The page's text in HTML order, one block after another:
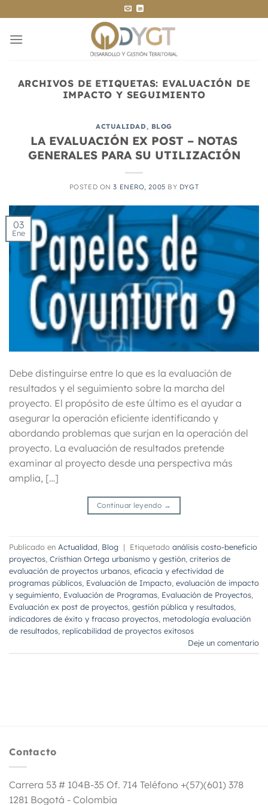
al
contenido
ARCHIVOS DE ETIQUETAS: EVALUACIÓN DE
IMPACTO Y SEGUIMIENTO
ACTUALIDAD, BLOG
LA EVALUACIÓN EX POST – NOTAS
GENERALES PARA SU UTILIZACIÓN
POSTED ON3 ENERO, 2005 BY DYGT
03
Ene
Debe distinguirse entre lo que es la evaluación de
resultados y el seguimiento sobre la marcha del
proyecto. El propósito de este último es el ayudar a
asegurar la operación eficiente identificando y
abordando problemas que surjan en la operación del
proyecto. La evaluación de resultados pretende
examinar al proyecto desde una perspectiva más
amplia, […]
Continuar leyendo →
Publicado en Actualidad Blog | Etiquetado análisis costo-beneficio
proyectos Cristhian Ortega urbanismo y gestión criterios de
evaluación de proyectos urbanos eficacia y efectividad de
programas públicos Evaluación de Impacto evaluación de impacto
y seguimiento Evaluación de Programas Evaluación de Proyectos
Evaluación ex post de proyectos gestión pública y resultados
indicadores de éxito y fracaso proyectos metodología evaluación
de resultados replicabilidad de proyectos exitosos
Deje un comentario
Contacto
Carrera 53 # 104B-35 Of. 714 Teléfono +(57)(601) 378
1281 Bogotá - Colombia